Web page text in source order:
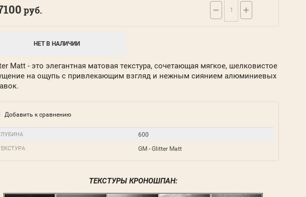
руб. − +
НЕТ В НАЛИЧИИ
Matt - это элегантная матовая текстура, сочетающая мягкое, шелковистое
на ощупь с привлекающим взгляд и нежным сиянием алюминиевых
Добавить к сравнению
600
GM - Glitter Matt
ТЕКСТУРЫ КРОНОШПАН: